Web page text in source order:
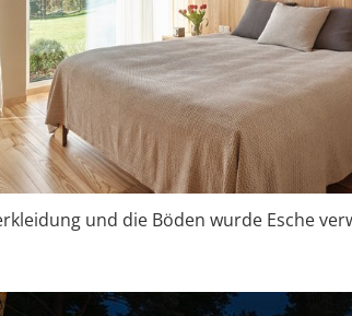
und die Böden wurde Esche